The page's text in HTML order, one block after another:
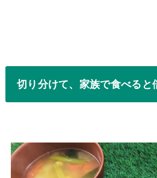
切り分けて、家族で食べると